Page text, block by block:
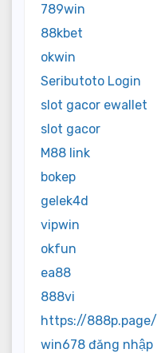
789win
88kbet
okwin
Seributoto Login
slot gacor ewallet
slot gacor
M88 link
bokep
gelek4d
vipwin
okfun
ea88
888vi
https://888p.page/
win678 đăng nhập